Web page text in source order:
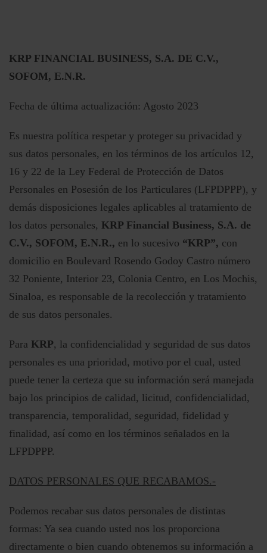
KRP FINANCIAL BUSINESS, S.A. DE C.V.,
SOFOM, E.N.R.
Fecha de última actualización: Agosto 2023
Es nuestra política respetar y proteger su privacidad y
sus datos personales, en los términos de los artículos 12,
16 y 22 de la Ley Federal de Protección de Datos
Personales en Posesión de los Particulares (LFPDPPP), y
demás disposiciones legales aplicables al tratamiento de
los datos personales, KRP Financial Business, S.A. de
C.V., SOFOM, E.N.R., en lo sucesivo “KRP”, con
domicilio en Boulevard Rosendo Godoy Castro número
32 Poniente, Interior 23, Colonia Centro, en Los Mochis,
Sinaloa, es responsable de la recolección y tratamiento
de sus datos personales.
Para KRP, la confidencialidad y seguridad de sus datos
personales es una prioridad, motivo por el cual, usted
puede tener la certeza que su información será manejada
bajo los principios de calidad, licitud, confidencialidad,
transparencia, temporalidad, seguridad, fidelidad y
finalidad, así como en los términos señalados en la
LFPDPPP.
DATOS PERSONALES QUE RECABAMOS.-
Podemos recabar sus datos personales de distintas
formas: Ya sea cuando usted nos los proporciona
directamente o bien cuando obtenemos su información a